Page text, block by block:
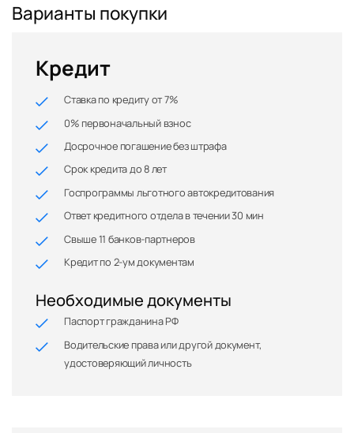
Варианты покупки
Кредит
Ставка по кредиту от 7%
0% первоначальный взнос
Досрочное погашение без штрафа
Срок кредита до 8 лет
Госпрограммы льготного автокредитования
Ответ кредитного отдела в течении 30 мин
Свыше 11 банков-партнеров
Кредит по 2-ум документам
Необходимые документы
Паспорт гражданина РФ
Водительские права или другой документ,
удостоверяющий личность